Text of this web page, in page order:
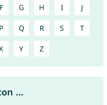
F G H I J
P Q R S T
Y Z
...